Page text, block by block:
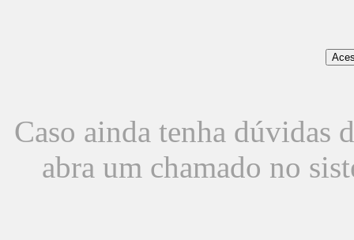
Caso ainda tenha dúvidas
abra um chamado no